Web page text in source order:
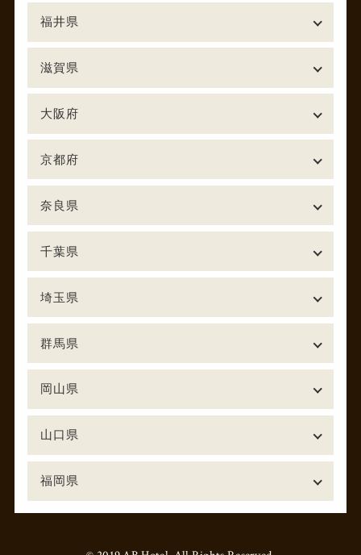
福井県
滋賀県
大阪府
京都府
奈良県
千葉県
埼玉県
群馬県
岡山県
山口県
福岡県